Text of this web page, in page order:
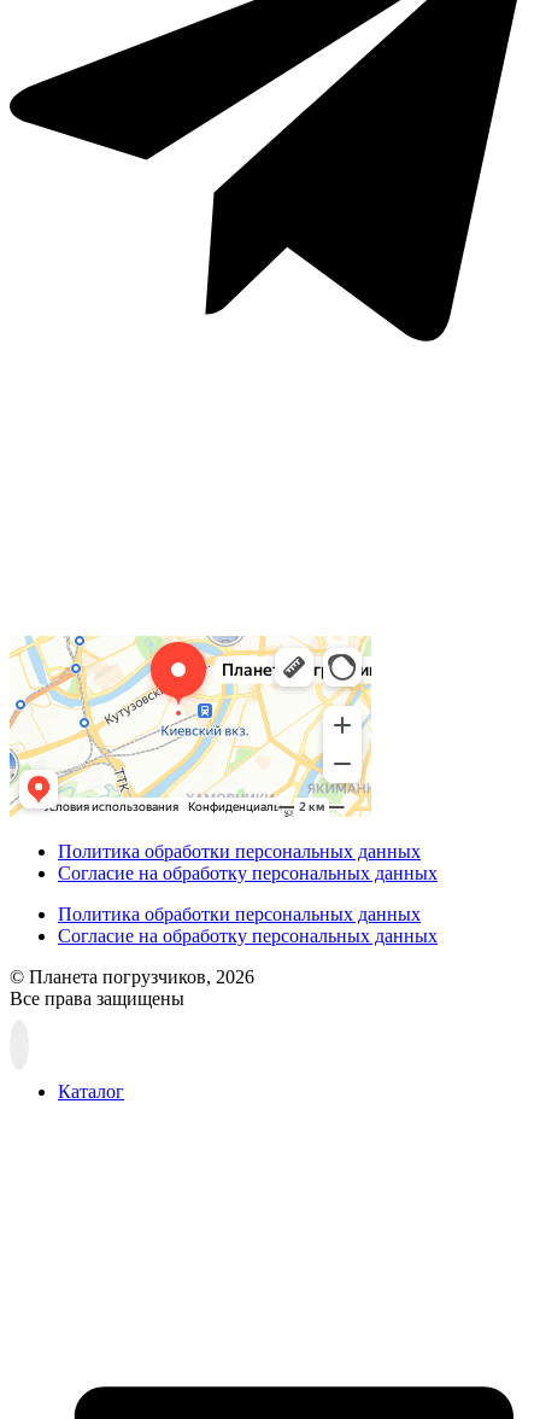
Политика обработки персональных данных
Согласие на обработку персональных данных
Политика обработки персональных данных
Согласие на обработку персональных данных
© Планета погрузчиков, 2026
Все права защищены
вверхКаталог